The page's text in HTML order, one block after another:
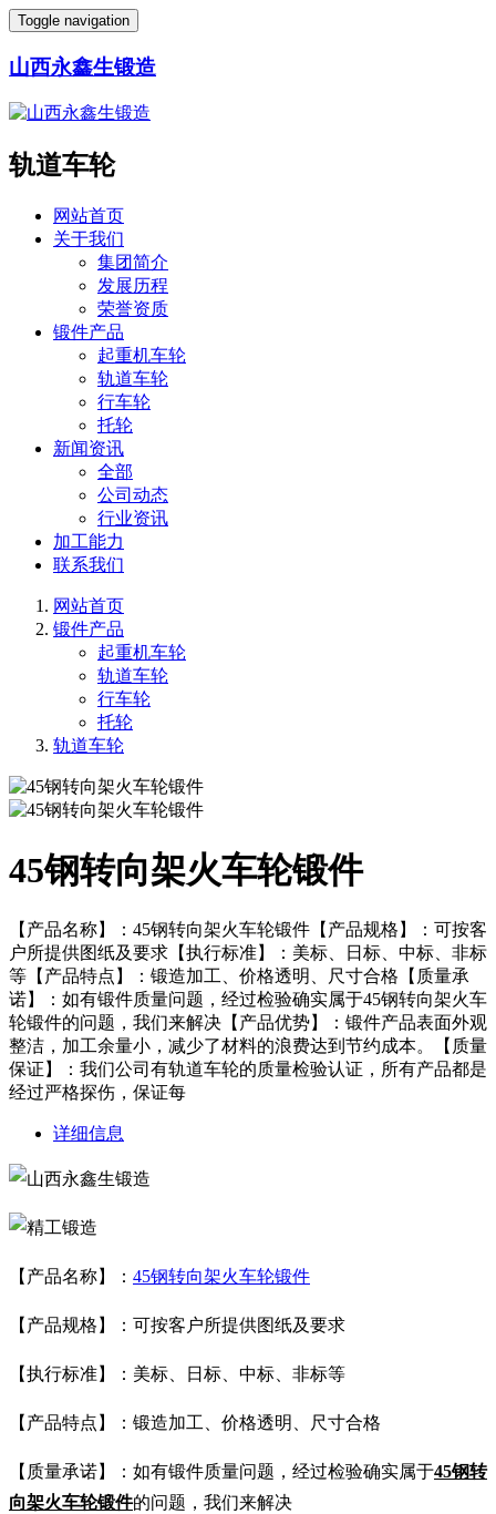
Toggle navigation
山西永鑫生锻造
轨道车轮
网站首页
关于我们
集团简介
发展历程
荣誉资质
锻件产品
起重机车轮
轨道车轮
行车轮
托轮
新闻资讯
全部
公司动态
行业资讯
加工能力
联系我们
网站首页
锻件产品
起重机车轮
轨道车轮
行车轮
托轮
轨道车轮
45钢转向架火车轮锻件
【产品名称】：45钢转向架火车轮锻件【产品规格】：可按客
户所提供图纸及要求【执行标准】：美标、日标、中标、非标
等【产品特点】：锻造加工、价格透明、尺寸合格【质量承
诺】：如有锻件质量问题，经过检验确实属于45钢转向架火车
轮锻件的问题，我们来解决【产品优势】：锻件产品表面外观
整洁，加工余量小，减少了材料的浪费达到节约成本。【质量
保证】：我们公司有轨道车轮的质量检验认证，所有产品都是
经过严格探伤，保证每
详细信息
【产品名称】： 45钢转向架火车轮锻件
【产品规格】：可按客户所提供图纸及要求
【执行标准】：美标、日标、中标、 非标等
【产品特点】：锻造加工、价格透明、尺寸合格
【质量承诺】：如有锻件质量问题，经过检验确实属于45钢转
向架火车轮锻件的问题，我们来解决